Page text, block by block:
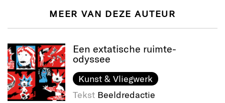
MEER VAN DEZE AUTEUR
Een extatische ruimte-
odyssee
Kunst & Vliegwerk
Tekst Beeldredactie